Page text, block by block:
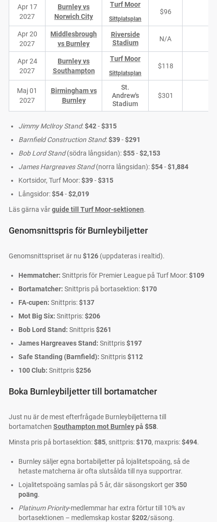
Apr 17
2027
Burnley vs
Norwich City
Turf Moor
Sittplatsplan
$96
Apr 20
2027
Middlesbrough
vs Burnley
Riverside
Stadium
N/A
Apr 24
2027
Burnley vs
Southampton
Turf Moor
Sittplatsplan
$118
Maj 01
2027
Birmingham vs
Burnley
St.
Andrew's
Stadium
$301
Jimmy McIlroy Stand:$42-$315
Barnfield Construction Stand:$39-$291
Bob Lord Stand(södra långsidan):$55-$2,153
James Hargreaves Stand(norra långsidan):$54-$1,884
Kortsidor, Turf Moor:$39-$315
Långsidor:$54-$2,019
Läs gärna vårguide till Turf Moor-sektionen.
Genomsnittspris för Burnleybiljetter
Genomsnittspriset är nu $126 (uppdateras i realtid).
Hemmatcher: Snittpris för Premier League på Turf Moor:$109
Bortamatcher: Snittpris på bortasektion:$170
FA-cupen: Snittpris:$137
Mot Big Six: Snittpris:$206
Bob Lord Stand: Snittpris$261
James Hargreaves Stand: Snittpris$197
Safe Standing (Barnfield): Snittpris$112
100 Club: Snittpris$256
Boka Burnleybiljetter till bortamatcher
Just nu är de mest efterfrågade Burnleybiljetterna till
bortamatchen Southampton mot Burnleypå $58.
Minsta pris på bortasektion:$85, snittpris:$170, maxpris:$494.
Burnley säljer egna bortabiljetter på lojalitetspoäng, så de
hetaste matcherna är ofta slutsålda till nya supportrar.
Lojalitetspoäng samlas på 5 år, där säsongskort ger350
poäng.
Platinum Priority-medlemmar har extra förtur till 10% av
bortasektionen – medlemskap kostar$202/säsong.